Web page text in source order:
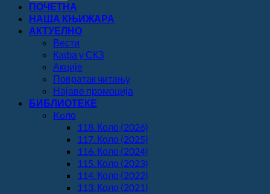
ПОЧЕТНА
НАША КЊИЖАРА
АКТУЕЛНО
Вести
Кафа у СКЗ
Акције
Повратак читању
Најаве промоција
БИБЛИОТЕКЕ
Koло
118. Коло (2026)
117. Коло (2025)
116. Коло (2024)
115. Коло (2023)
114. Коло (2022)
113. Коло (2021)